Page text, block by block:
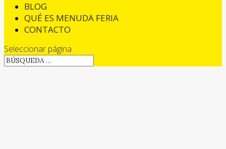
BLOG
QUÉ ES MENUDA FERIA
CONTACTO
Seleccionar página